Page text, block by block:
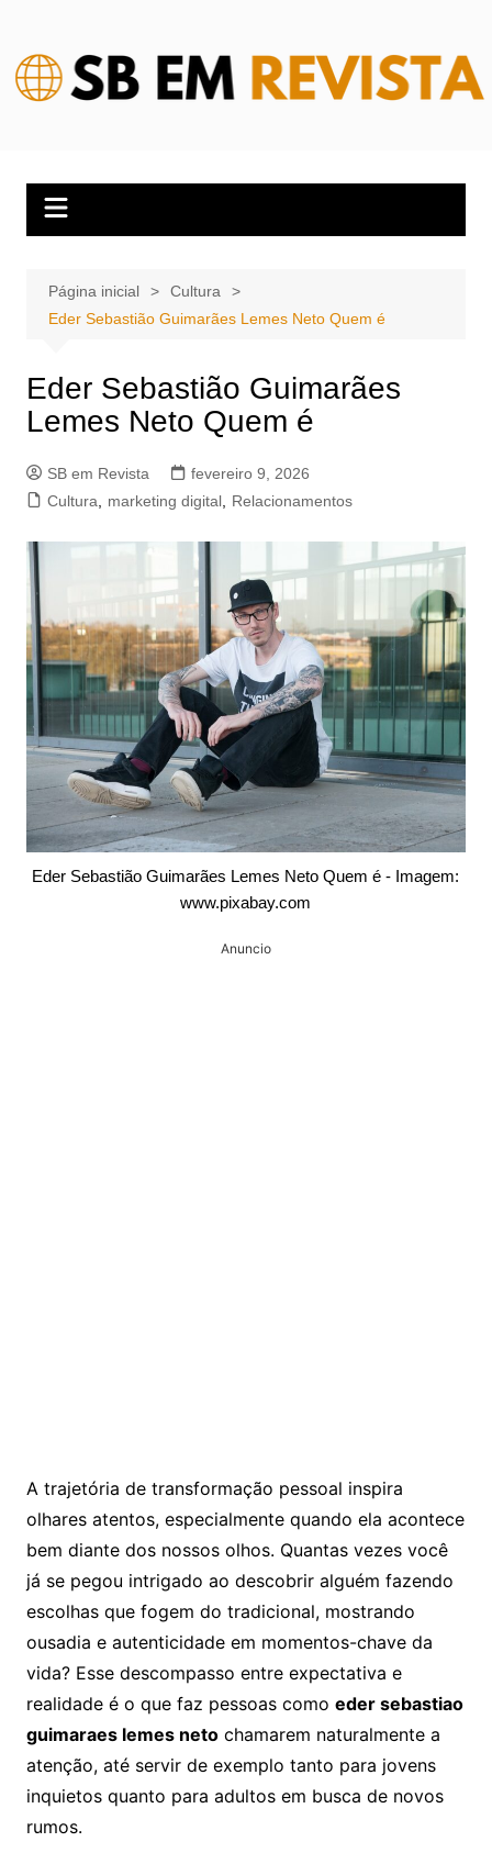
conteúdo
Página inicial
Cultura
Eder Sebastião Guimarães Lemes Neto Quem é
Eder Sebastião Guimarães
Lemes Neto Quem é
SB em Revista
fevereiro 9, 2026
Cultura
marketing digital, Relacionamentos
Eder Sebastião Guimarães Lemes Neto Quem é - Imagem:
www.pixabay.com
Anuncio
A trajetória de transformação pessoal inspira
olhares atentos, especialmente quando ela acontece
bem diante dos nossos olhos. Quantas vezes você
já se pegou intrigado ao descobrir alguém fazendo
escolhas que fogem do tradicional, mostrando
ousadia e autenticidade em momentos-chave da
vida? Esse descompasso entre expectativa e
realidade é o que faz pessoas como eder sebastiao
guimaraes lemes netochamarem naturalmente a
atenção, até servir de exemplo tanto para jovens
inquietos quanto para adultos em busca de novos
rumos.